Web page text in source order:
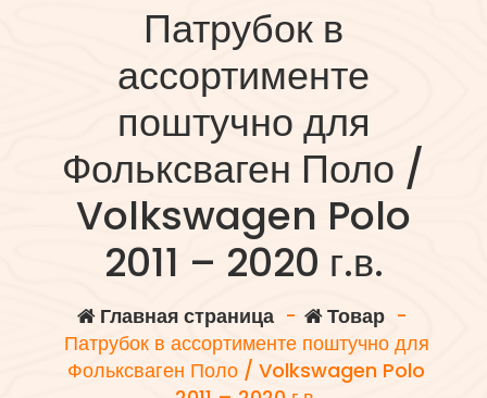
Патрубок в
ассортименте
поштучно для
Фольксваген Поло /
Volkswagen Polo
2011 – 2020 г.в.
Главная страница- Товар-
Патрубок в ассортименте поштучно для
Фольксваген Поло / Volkswagen Polo